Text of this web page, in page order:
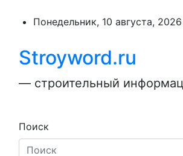
Понедельник, 10 августа, 2026
Stroyword.ru
— строительный
Поиск